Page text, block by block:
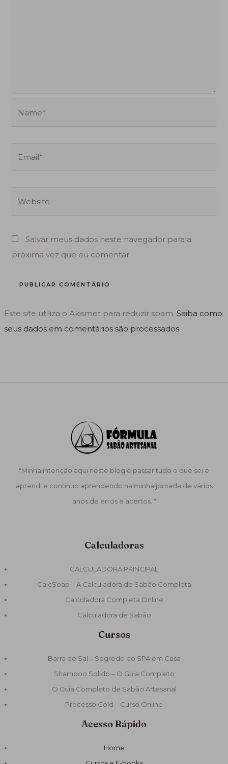
Salvar meus dados neste navegador para a
próxima vez que eu comentar.
Este site utiliza o Akismet para reduzir spam.Saiba como
seus dados em comentários são processados.
"Minha intenção aqui neste blog é passar tudo o que sei e
aprendi e continuo aprendendo na minha jornada de vários
anos de erros e acertos. "
Calculadoras
CALCULADORA PRINCIPAL
CalcSoap – A Calculadora de Sabão Completa
Calculadora Completa Online
Calculadora de Sabão
Cursos
Barra de Sal – Segredo do SPA em Casa
Shampoo Solido – O Guia Completo
O Guia Completo de Sabão Artesanal
Processo Cold – Curso Online
Acesso Rápido
Home